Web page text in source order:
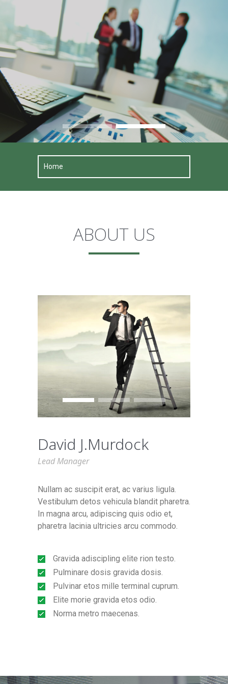
GLOBAL INVESTMENTS
Local Impact
ABOUT US
David J.Murdock
Lead Manager
Nullam ac suscipit erat, ac varius ligula.
Vestibulum detos vehicula blandit pharetra.
In magna arcu, adipiscing quis odio et,
pharetra lacinia ultricies arcu commodo.
Gravida adiscipling elite rion testo.
Pulminare dosis gravida dosis.
Pulvinar etos mille terminal cuprum.
Elite morie gravida etos odio.
Norma metro maecenas.